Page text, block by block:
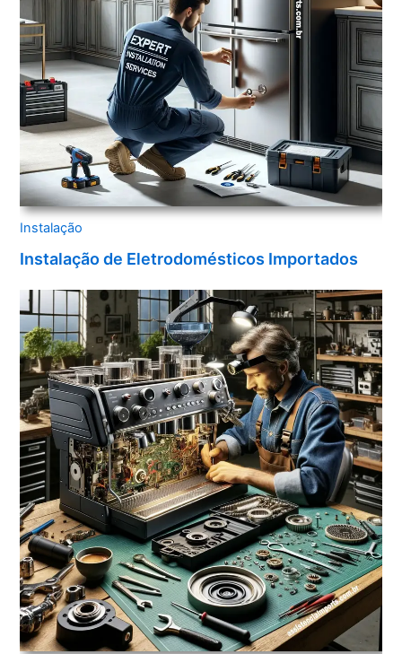
Instalação
Instalação de Eletrodomésticos Importados